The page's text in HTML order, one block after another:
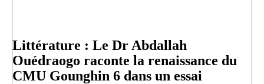
Littérature : Le Dr Abdallah
Ouédraogo raconte la renaissance du
CMU Gounghin 6 dans un essai